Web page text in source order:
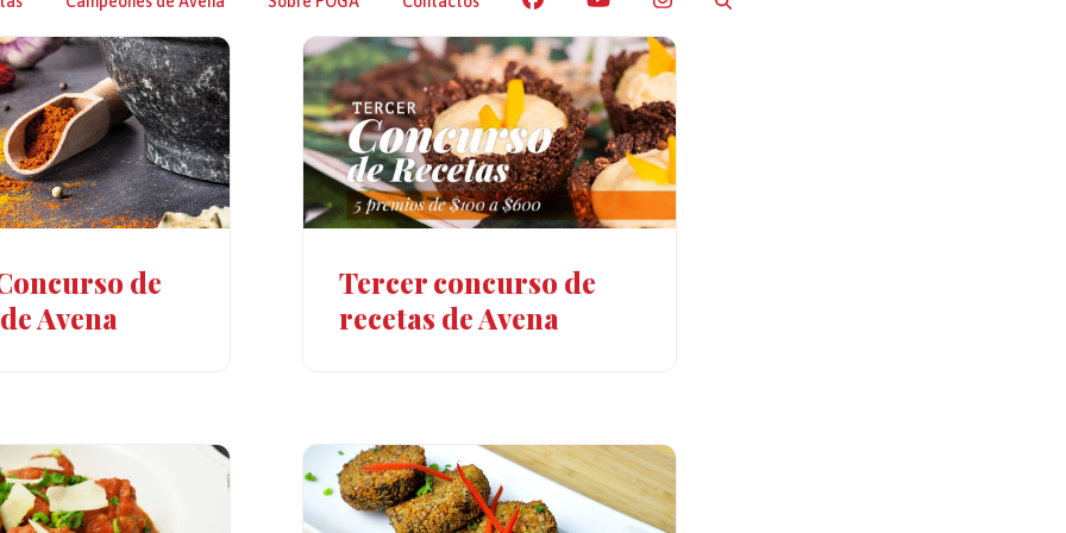
de
Avena
Tercer concurso de
recetas de Avena